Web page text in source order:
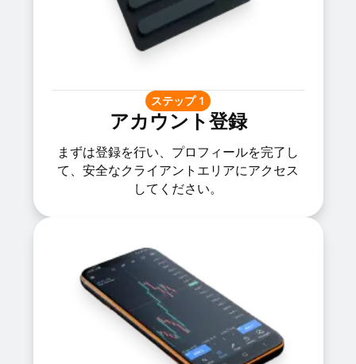
ステップ 1
アカウント登録
まずは登録を行い、プロフィールを完了し
て、安全なクライアントエリアにアクセス
してください。